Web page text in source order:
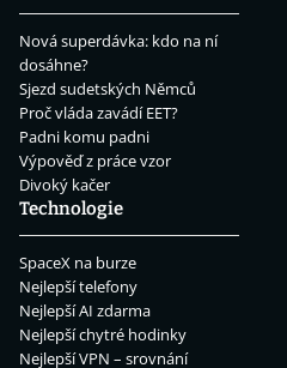
Nová superdávka: kdo na ní
dosáhne?
Sjezd sudetských Němců
Proč vláda zavádí EET?
Padni komu padni
Výpověď z práce vzor
Divoký kačer
Technologie
SpaceX na burze
Nejlepší telefony
Nejlepší AI zdarma
Nejlepší chytré hodinky
Nejlepší VPN – srovnání